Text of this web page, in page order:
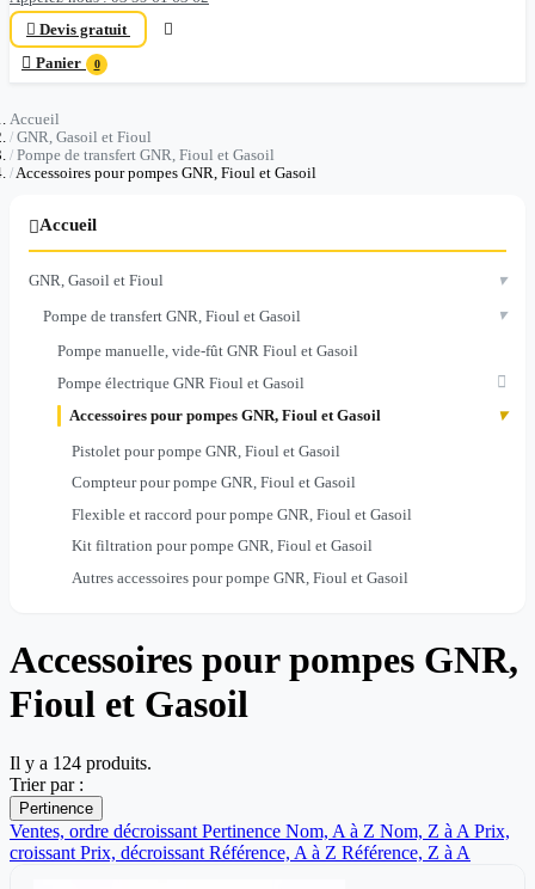
 Devis gratuit

 Panier 0
Accueil
GNR, Gasoil et Fioul
Pompe de transfert GNR, Fioul et Gasoil
Accessoires pour pompes GNR, Fioul et Gasoil
Accueil
GNR, Gasoil et Fioul ▾
Pompe de transfert GNR, Fioul et Gasoil
▾
Pompe manuelle, vide-fût GNR Fioul et Gasoil
Pompe électrique GNR Fioul et Gasoil

Accessoires pour pompes GNR, Fioul et Gasoil
▾
Pistolet pour pompe GNR, Fioul et Gasoil
Compteur pour pompe GNR, Fioul et Gasoil
Flexible et raccord pour pompe GNR, Fioul et Gasoil
Kit filtration pour pompe GNR, Fioul et Gasoil
Autres accessoires pour pompe GNR, Fioul et Gasoil
Accessoires pour pompes GNR,
Fioul et Gasoil
Il y a 124 produits.
Trier par :
Pertinence
Ventes, ordre décroissant Pertinence Nom, A à Z Nom, Z à A Prix,
croissant Prix, décroissant Référence, A à Z Référence, Z à A